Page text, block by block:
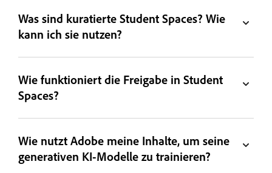
Was sind kuratierte Student Spaces? Wie
kann ich sie nutzen?
Wie funktioniert die Freigabe in Student
Spaces?
Wie nutzt Adobe meine Inhalte, um seine
generativen KI-Modelle zu trainieren?